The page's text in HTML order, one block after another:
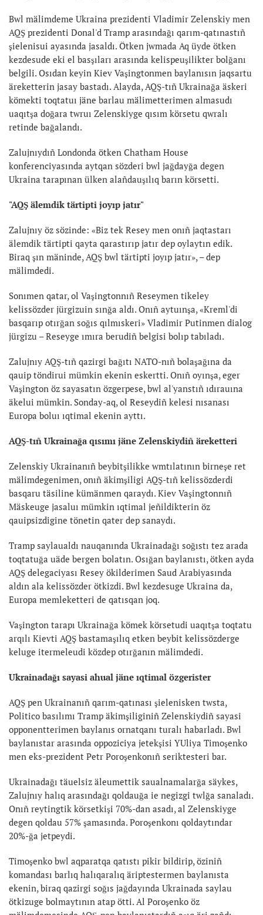
Bwl mälimdeme Ukraina prezidenti Vladimir Zelenskiy men
AQŞ prezidenti Donal'd Tramp arasındağı qarım-qatınastıñ
şielenisui ayasında jasaldı. Ötken jwmada Aq üyde ötken
kezdesude eki el basşıları arasında kelispeuşilikter bolğanı
belgili. Osıdan keyin Kiev Vaşingtonmen baylanısın jaqsartu
äreketterin jasay bastadı. Alayda, AQŞ-tıñ Ukrainağa äskeri
kömekti toqtatuı jäne barlau mälimetterimen almasudı
uaqıtşa doğara twruı Zelenskiyge qısım körsetu qwralı
retinde bağalandı.
Zalujnıydıñ Londonda ötken Chatham House
konferenciyasında aytqan sözderi bwl jağdayğa degen
Ukraina tarapınan ülken alañdauşılıq barın körsetti.
"AQŞ älemdik tärtipti joyıp jatır"
Zalujnıy öz sözinde: «Biz tek Resey men onıñ jaqtastarı
älemdik tärtipti qayta qarastırıp jatır dep oylaytın edik.
Biraq şın mäninde, AQŞ bwl tärtipti joyıp jatır», – dep
mälimdedi.
Sonımen qatar, ol Vaşingtonnıñ Reseymen tikeley
kelissözder jürgizuin sınğa aldı. Onıñ aytuınşa, «Kreml'di
basqarıp otırğan soğıs qılmıskeri» Vladimir Putinmen dialog
jürgizu – Reseyge ımıra berudiñ belgisi bolıp tabıladı.
Zalujnıy AQŞ-tıñ qazirgi bağıtı NATO-nıñ bolaşağına da
qauip töndirui mümkin ekenin eskertti. Onıñ oyınşa, eger
Vaşington öz sayasatın özgerpese, bwl al'yanstıñ ıdırauına
äkelui mümkin. Sonday-aq, ol Reseydiñ kelesi nısanası
Europa boluı ıqtimal ekenin ayttı.
AQŞ-tıñ Ukrainağa qısımı jäne Zelenskiydiñ äreketteri
Zelenskiy Ukrainanıñ beybitşilikke wmtılatının birneşe ret
mälimdegenimen, onıñ äkimşiligi AQŞ-tıñ kelissözderdi
basqaru täsiline kümänmen qaraydı. Kiev Vaşingtonnıñ
Mäskeuge jasaluı mümkin ıqtimal jeñildikterin öz
qauipsizdigine tönetin qater dep sanaydı.
Tramp saylaualdı nauqanında Ukrainadağı soğıstı tez arada
toqtatuğa uäde bergen bolatın. Osığan baylanıstı, ötken ayda
AQŞ delegaciyası Resey ökilderimen Saud Arabiyasında
aldın ala kelissözder ötkizdi. Bwl kezdesuge Ukraina da,
Europa memleketteri de qatısqan joq.
Vaşington tarapı Ukrainağa kömek körsetudi uaqıtşa toqtatu
arqılı Kievti AQŞ bastamaşılıq etken beybit kelissözderge
keluge itermeleudi közdep otırğanın mälimdedi.
Ukrainadağı sayasi ahual jäne ıqtimal özgerister
AQŞ pen Ukrainanıñ qarım-qatınası şielenisken twsta,
Politico basılımı Tramp äkimşiliginiñ Zelenskiydiñ sayasi
opponentterimen baylanıs ornatqanı turalı habarladı. Bwl
baylanıstar arasında oppoziciya jetekşisi YUliya Timoşenko
men eks-prezident Petr Poroşenkonıñ seriktesteri bar.
Ukrainadağı täuelsiz äleumettik saualnamalarğa säykes,
Zalujnıy halıq arasındağı qoldauğa ie negizgi twlğa sanaladı.
Onıñ reytingtik körsetkişi 70%-dan asadı, al Zelenskiyge
degen qoldau 57% şamasında. Poroşenkonı qoldaytındar
20%-ğa jetpeydi.
Timoşenko bwl aqparatqa qatıstı pikir bildirip, öziniñ
komandası barlıq halıqaralıq äriptestermen baylanısta
ekenin, biraq qazirgi soğıs jağdayında Ukrainada saylau
ötkizuge bolmaytının atap ötti. Al Poroşenko öz